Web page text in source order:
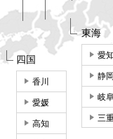
東海
愛知
静岡
岐
三
四国
香川
愛媛
高知